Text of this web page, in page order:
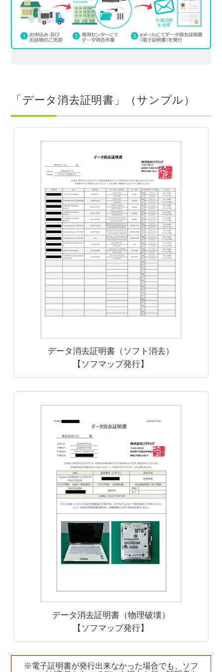
「データ消去証明書」（サンプル）
データ消去証明書（ソフト消去）
【ソフマップ発行】
データ消去証明書（物理破壊）
【ソフマップ発行】
※電子証明書が発行出来なかった場合でも、ソフ